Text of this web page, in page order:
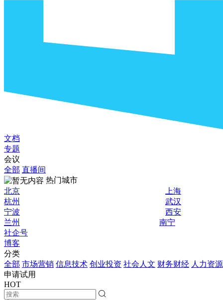
文档
专题
会议
全部 直播间
热门城市
北京
上海
杭州
武汉
宁波
西安
兰州
南宁
社企号
博客
分类
全部 市场营销 信息技术 创业投资 社会人文 财务财经 人力资源
申请试用
HOT